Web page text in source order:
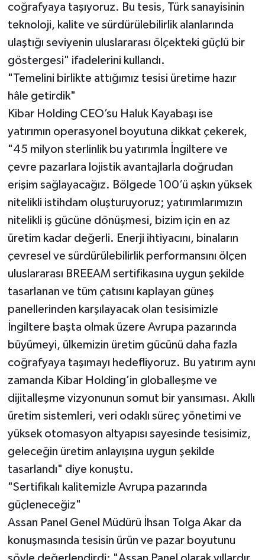
coğrafyaya taşıyoruz. Bu tesis, Türk sanayisinin
teknoloji, kalite ve sürdürülebilirlik alanlarında
ulaştığı seviyenin uluslararası ölçekteki güçlü bir
göstergesi" ifadelerini kullandı.
"Temelini birlikte attığımız tesisi üretime hazır
hâle getirdik"
Kibar Holding CEO’su Haluk Kayabaşı ise
yatırımın operasyonel boyutuna dikkat çekerek,
"45 milyon sterlinlik bu yatırımla İngiltere ve
çevre pazarlara lojistik avantajlarla doğrudan
erişim sağlayacağız. Bölgede 100’ü aşkın yüksek
nitelikli istihdam oluşturuyoruz; yatırımlarımızın
nitelikli iş gücüne dönüşmesi, bizim için en az
üretim kadar değerli. Enerji ihtiyacını, binaların
çevresel ve sürdürülebilirlik performansını ölçen
uluslararası BREEAM sertifikasına uygun şekilde
tasarlanan ve tüm çatısını kaplayan güneş
panellerinden karşılayacak olan tesisimizle
İngiltere başta olmak üzere Avrupa pazarında
büyümeyi, ülkemizin üretim gücünü daha fazla
coğrafyaya taşımayı hedefliyoruz. Bu yatırım aynı
zamanda Kibar Holding’in globalleşme ve
dijitalleşme vizyonunun somut bir yansıması. Akıllı
üretim sistemleri, veri odaklı süreç yönetimi ve
yüksek otomasyon altyapısı sayesinde tesisimiz,
geleceğin üretim anlayışına uygun şekilde
tasarlandı" diye konuştu.
"Sertifikalı kalitemizle Avrupa pazarında
güçleneceğiz"
Assan Panel Genel Müdürü İhsan Tolga Akar da
konuşmasında tesisin ürün ve pazar boyutunu